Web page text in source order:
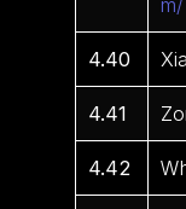
m/
4.40
4.41
4.42